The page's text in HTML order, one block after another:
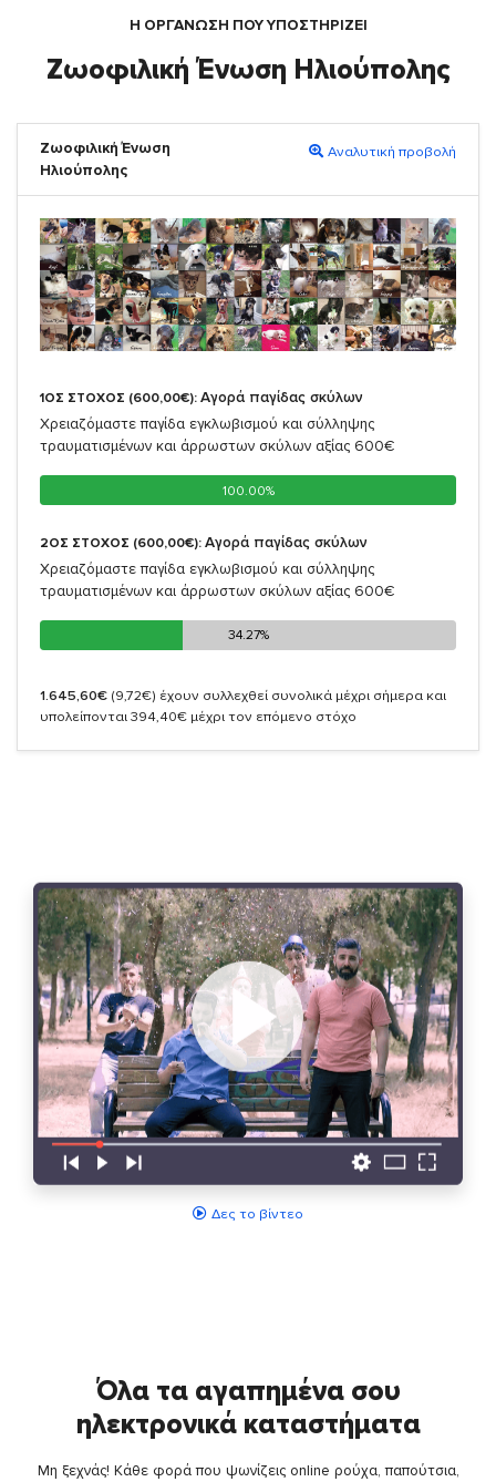
Η ΟΡΓΆΝΩΣΗ ΠΟΥ ΥΠΟΣΤΗΡΙΖΕΙ
Ζωοφιλική Ένωση Ηλιούπολης
Ζωοφιλική Ένωση
Ηλιούπολης
Αναλυτική προβολή
1ΟΣ ΣΤΟΧΟΣ (600,00€): Αγορά παγίδας σκύλων
Χρειαζόμαστε παγίδα εγκλωβισμού και σύλληψης
τραυματισμένων και άρρωστων σκύλων αξίας 600€
100.00%
100.00%
2ΟΣ ΣΤΟΧΟΣ (600,00€): Αγορά παγίδας σκύλων
Χρειαζόμαστε παγίδα εγκλωβισμού και σύλληψης
τραυματισμένων και άρρωστων σκύλων αξίας 600€
34.27%
34.27%
1.645,60€ (9,72€) έχουν συλλεχθεί συνολικά μέχρι σήμερα και
υπολείπονται 394,40€ μέχρι τον επόμενο στόχο
Δες το βίντεο
Όλα τα αγαπημένα σου
ηλεκτρονικά καταστήματα
Μη ξεχνάς! Κάθε φορά που ψωνίζεις online ρούχα, παπούτσια,